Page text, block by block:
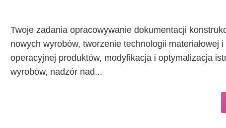
Twoje zadania opracowywanie dokumentacji
nowych wyrobów, tworzenie technologii materiałowej i
operacyjnej produktów, modyfikacja i optymalizacja
wyrobów, nadzór nad...